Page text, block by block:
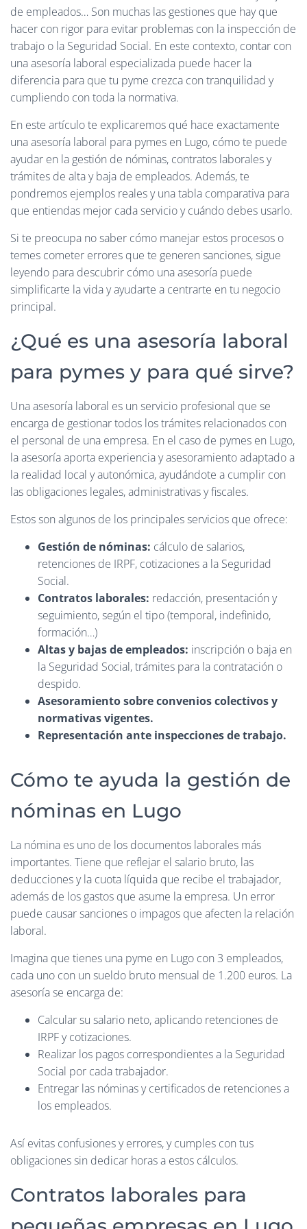
de empleados… Son muchas las gestiones que hay que
hacer con rigor para evitar problemas con la inspección de
trabajo o la Seguridad Social. En este contexto, contar con
una asesoría laboral especializada puede hacer la
diferencia para que tu pyme crezca con tranquilidad y
cumpliendo con toda la normativa.
En este artículo te explicaremos qué hace exactamente
una asesoría laboral para pymes en Lugo, cómo te puede
ayudar en la gestión de nóminas, contratos laborales y
trámites de alta y baja de empleados. Además, te
pondremos ejemplos reales y una tabla comparativa para
que entiendas mejor cada servicio y cuándo debes usarlo.
Si te preocupa no saber cómo manejar estos procesos o
temes cometer errores que te generen sanciones, sigue
leyendo para descubrir cómo una asesoría puede
simplificarte la vida y ayudarte a centrarte en tu negocio
principal.
¿Qué es una asesoría laboral
para pymes y para qué sirve?
Una asesoría laboral es un servicio profesional que se
encarga de gestionar todos los trámites relacionados con
el personal de una empresa. En el caso de pymes en Lugo,
la asesoría aporta experiencia y asesoramiento adaptado a
la realidad local y autonómica, ayudándote a cumplir con
las obligaciones legales, administrativas y fiscales.
Estos son algunos de los principales servicios que ofrece:
Gestión de nóminas: cálculo de salarios,
retenciones de IRPF, cotizaciones a la Seguridad
Social.
Contratos laborales: redacción, presentación y
seguimiento, según el tipo (temporal, indefinido,
formación…)
Altas y bajas de empleados: inscripción o baja en
la Seguridad Social, trámites para la contratación o
despido.
Asesoramiento sobre convenios colectivos y
normativas vigentes.
Representación ante inspecciones de trabajo.
Cómo te ayuda la gestión de
nóminas en Lugo
La nómina es uno de los documentos laborales más
importantes. Tiene que reflejar el salario bruto, las
deducciones y la cuota líquida que recibe el trabajador,
además de los gastos que asume la empresa. Un error
puede causar sanciones o impagos que afecten la relación
laboral.
Imagina que tienes una pyme en Lugo con 3 empleados,
cada uno con un sueldo bruto mensual de 1.200 euros. La
asesoría se encarga de:
Calcular su salario neto, aplicando retenciones de
IRPF y cotizaciones.
Realizar los pagos correspondientes a la Seguridad
Social por cada trabajador.
Entregar las nóminas y certificados de retenciones a
los empleados.
Así evitas confusiones y errores, y cumples con tus
obligaciones sin dedicar horas a estos cálculos.
Contratos laborales para